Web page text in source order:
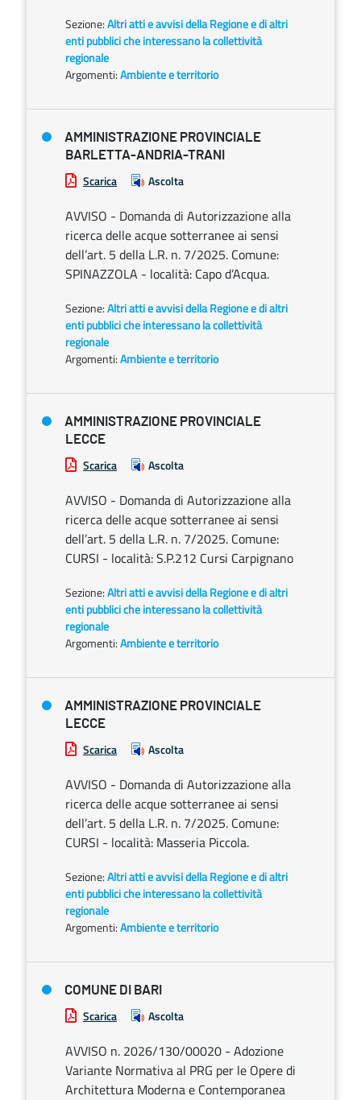
Sezione:Altri atti e avvisi della Regione e di altri
enti pubblici che interessano la collettività
regionale
Argomenti:Ambiente e territorio
AMMINISTRAZIONE PROVINCIALE
BARLETTA-ANDRIA-TRANI
Scarica Ascolta
AVVISO - Domanda di Autorizzazione alla
ricerca delle acque sotterranee ai sensi
dell’art. 5 della L.R. n. 7/2025. Comune:
SPINAZZOLA - località: Capo d’Acqua.
Sezione:Altri atti e avvisi della Regione e di altri
enti pubblici che interessano la collettività
regionale
Argomenti:Ambiente e territorio
AMMINISTRAZIONE PROVINCIALE
LECCE
Scarica Ascolta
AVVISO - Domanda di Autorizzazione alla
ricerca delle acque sotterranee ai sensi
dell’art. 5 della L.R. n. 7/2025. Comune:
CURSI - località: S.P.212 Cursi Carpignano
Sezione:Altri atti e avvisi della Regione e di altri
enti pubblici che interessano la collettività
regionale
Argomenti:Ambiente e territorio
AMMINISTRAZIONE PROVINCIALE
LECCE
Scarica Ascolta
AVVISO - Domanda di Autorizzazione alla
ricerca delle acque sotterranee ai sensi
dell’art. 5 della L.R. n. 7/2025. Comune:
CURSI - località: Masseria Piccola.
Sezione:Altri atti e avvisi della Regione e di altri
enti pubblici che interessano la collettività
regionale
Argomenti:Ambiente e territorio
COMUNE DI BARI
Scarica Ascolta
AVVISO n. 2026/130/00020 - Adozione
Variante Normativa al PRG per le Opere di
Architettura Moderna e Contemporanea